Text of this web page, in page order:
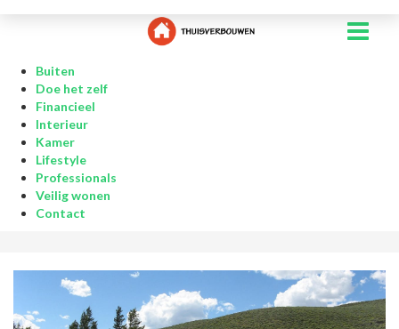
Buiten
Doe het zelf
Financieel
Interieur
Kamer
Lifestyle
Professionals
Veilig wonen
Contact